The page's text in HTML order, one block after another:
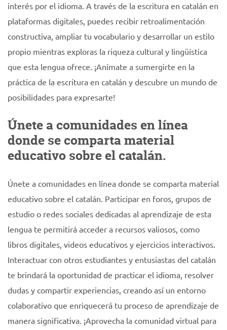
interés por el idioma. A través de la escritura en catalán en
plataformas digitales, puedes recibir retroalimentación
constructiva, ampliar tu vocabulario y desarrollar un estilo
propio mientras exploras la riqueza cultural y lingüística
que esta lengua ofrece. ¡Anímate a sumergirte en la
práctica de la escritura en catalán y descubre un mundo de
posibilidades para expresarte!
Únete a comunidades en línea
donde se comparta material
educativo sobre el catalán.
Únete a comunidades en línea donde se comparta material
educativo sobre el catalán. Participar en foros, grupos de
estudio o redes sociales dedicadas al aprendizaje de esta
lengua te permitirá acceder a recursos valiosos, como
libros digitales, videos educativos y ejercicios interactivos.
Interactuar con otros estudiantes y entusiastas del catalán
te brindará la oportunidad de practicar el idioma, resolver
dudas y compartir experiencias, creando así un entorno
colaborativo que enriquecerá tu proceso de aprendizaje de
manera significativa. ¡Aprovecha la comunidad virtual para